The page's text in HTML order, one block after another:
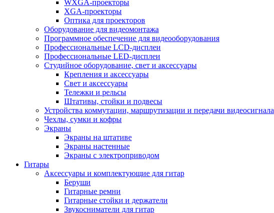
WXGA-проекторы
XGA-проекторы
Оптика для проекторов
Оборудование для видеомонтажа
Программное обеспечение для видеооборудования
Профессиональные LCD-дисплеи
Профессиональные LED-дисплеи
Студийное оборудование, свет и аксессуары
Крепления и аксессуары
Свет и аксессуары
Тележки и рельсы
Штативы, стойки и подвесы
Устройства коммутации, маршрутизации и передачи видеосигнала
Чехлы, сумки и кофры
Экраны
Экраны на штативе
Экраны настенные
Экраны с электроприводом
Гитары
Аксессуары и комплектующие для гитар
Беруши
Гитарные ремни
Гитарные стойки и держатели
Звукосниматели для гитар